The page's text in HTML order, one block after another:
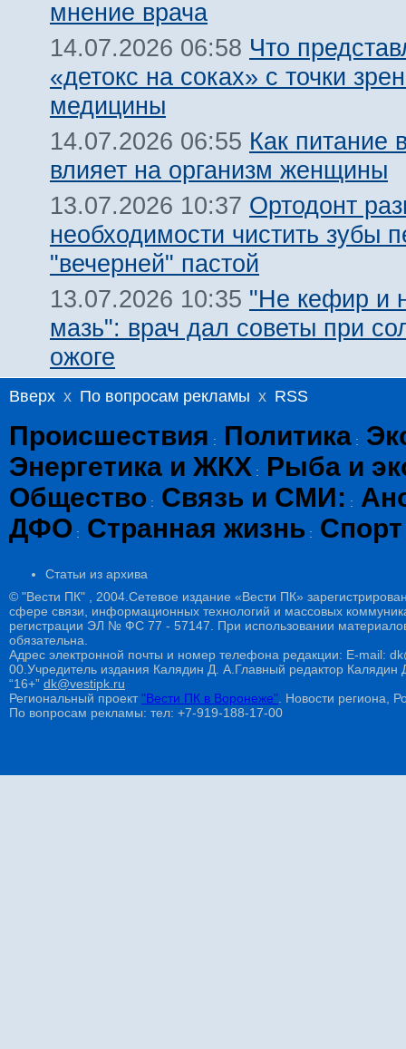
мнение врача
14.07.2026 06:58 Что
«детокс на соках» с точки
медицины
14.07.2026 06:55 Как питание
влияет на организм женщины
13.07.2026 10:37 Ортодонт
необходимости чистить зубы
"вечерней" пастой
13.07.2026 10:35 "Не кефир и
мазь": врач дал советы при
ожоге
Вверх x По вопросам рекламы x RSS
Происшествия : Политика :
Энергетика и ЖКХ :
Рыба и
Общество : Связь и СМИ: :
ДФО : Странная жизнь : Спорт
Статьи из архива
© "Вести ПК" , 2004.Сетевое издание «Вести ПК»
сфере связи, информационных технологий и массовых
регистрации ЭЛ № ФС 77 - 57147. При использовании
обязательна.
Адрес электронной почты и номер телефона редакции: E-mail:
00.Учредитель издания Калядин Д. А.Главный редактор
“16+” dk@vestipk.ru
Региональный проект"Вести ПК в Воронеже" . Новости региона,
По вопросам рекламы: тел: +7-919-188-17-00